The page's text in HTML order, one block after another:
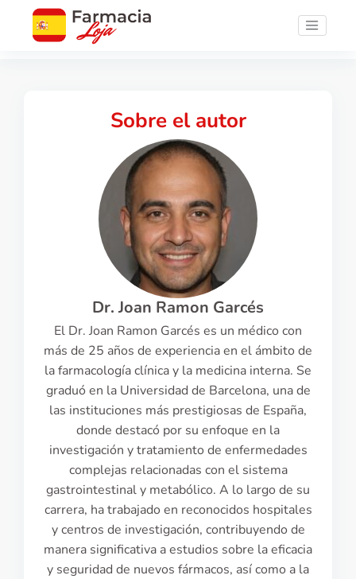
Sobre el autor
Dr. Joan Ramon Garcés
El Dr. Joan Ramon Garcés es un médico con
más de 25 años de experiencia en el ámbito de
la farmacología clínica y la medicina interna. Se
graduó en la Universidad de Barcelona, una de
las instituciones más prestigiosas de España,
donde destacó por su enfoque en la
investigación y tratamiento de enfermedades
complejas relacionadas con el sistema
gastrointestinal y metabólico. A lo largo de su
carrera, ha trabajado en reconocidos hospitales
y centros de investigación, contribuyendo de
manera significativa a estudios sobre la eficacia
y seguridad de nuevos fármacos, así como a la